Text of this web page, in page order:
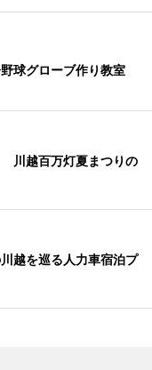
球グローブ作り教室
川越百万灯夏まつりの
越を巡る人力車宿泊プ